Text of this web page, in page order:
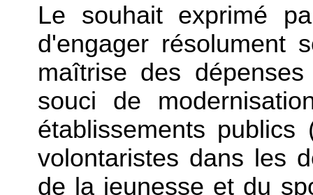
Le souhait exprimé
d'engager résolument
maîtrise des
souci de
établissements
volontaristes dans les
de la jeunesse et du